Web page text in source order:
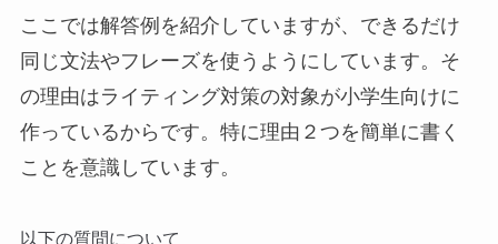
ここでは解答例を紹介していますが、できるだけ
同じ文法やフレーズを使うようにしています。そ
の理由はライティング対策の対象が小学生向けに
作っているからです。特に理由２つを簡単に書く
ことを意識しています。
以下の質問について